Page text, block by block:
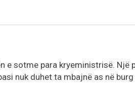
e sotme para kryeministrisë. Një
nuk duhet ta mbajnë as në